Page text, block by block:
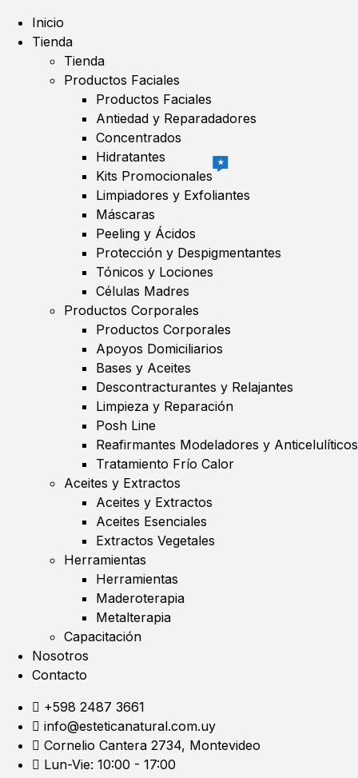
Inicio
Tienda
Tienda
Productos Faciales
Productos Faciales
Antiedad y Reparadadores
Concentrados
Hidratantes
Kits Promocionales
★
Limpiadores y Exfoliantes
Máscaras
Peeling y Ácidos
Protección y Despigmentantes
Tónicos y Lociones
Células Madres
Productos Corporales
Productos Corporales
Apoyos Domiciliarios
Bases y Aceites
Descontracturantes y Relajantes
Limpieza y Reparación
Posh Line
Reafirmantes Modeladores y Anticelulíticos
Tratamiento Frío Calor
Aceites y Extractos
Aceites y Extractos
Aceites Esenciales
Extractos Vegetales
Herramientas
Herramientas
Maderoterapia
Metalterapia
Capacitación
Nosotros
Contacto
+598 2487 3661
info@esteticanatural.com.uy
Cornelio Cantera 2734, Montevideo
Lun-Vie: 10:00 - 17:00